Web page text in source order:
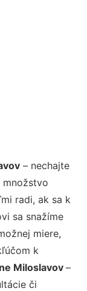
– nechajte
množstvo
radi, ak sa k
sa snažíme
miere,
k
Miloslavov –
či